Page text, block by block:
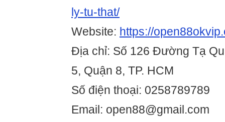
ly-tu-that/
Website: https://
Địa chỉ: Số 126 Đường Tạ
5, Quận 8, TP. HCM
Số điện thoại: 0258789789
Email: open88@gmail.com